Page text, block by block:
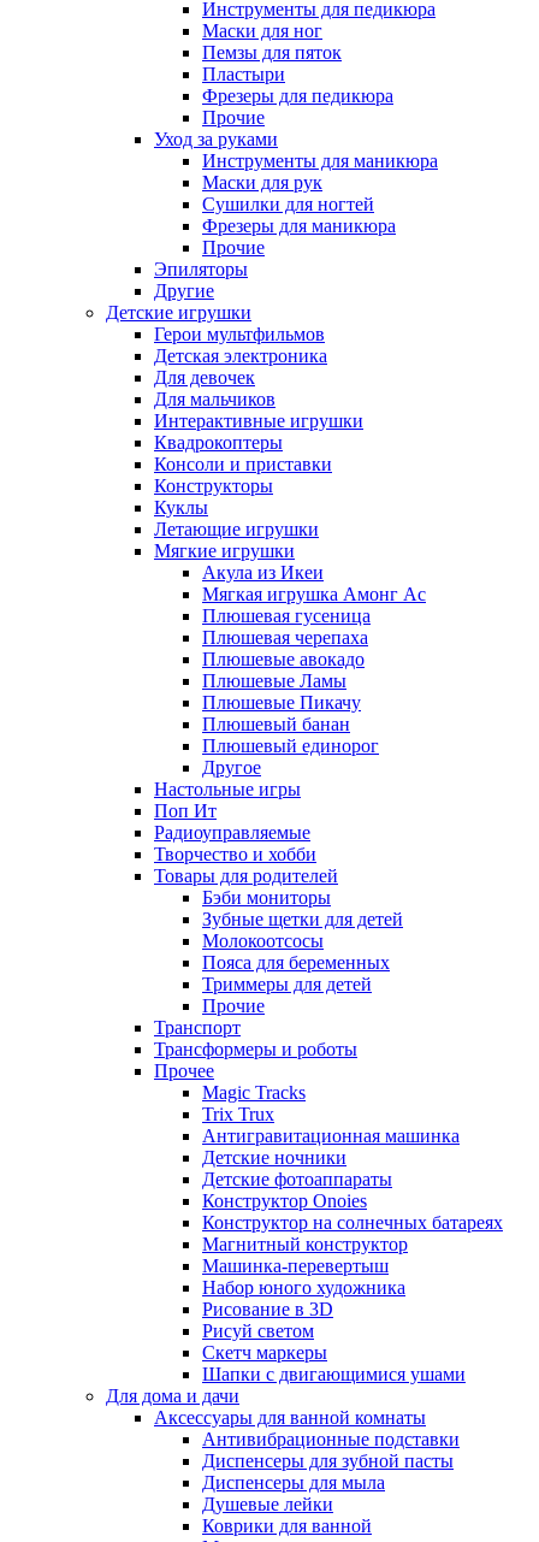
Инструменты для педикюра
Маски для ног
Пемзы для пяток
Пластыри
Фрезеры для педикюра
Прочие
Уход за руками
Инструменты для маникюра
Маски для рук
Сушилки для ногтей
Фрезеры для маникюра
Прочие
Эпиляторы
Другие
Детские игрушки
Герои мультфильмов
Детская электроника
Для девочек
Для мальчиков
Интерактивные игрушки
Квадрокоптеры
Консоли и приставки
Конструкторы
Куклы
Летающие игрушки
Мягкие игрушки
Акула из Икеи
Мягкая игрушка Амонг Ас
Плюшевая гусеница
Плюшевая черепаха
Плюшевые авокадо
Плюшевые Ламы
Плюшевые Пикачу
Плюшевый банан
Плюшевый единорог
Другое
Настольные игры
Поп Ит
Радиоуправляемые
Творчество и хобби
Товары для родителей
Бэби мониторы
Зубные щетки для детей
Молокоотсосы
Пояса для беременных
Триммеры для детей
Прочие
Транспорт
Трансформеры и роботы
Прочее
Magic Tracks
Trix Trux
Антигравитационная машинка
Детские ночники
Детские фотоаппараты
Конструктор Onoies
Конструктор на солнечных батареях
Магнитный конструктор
Машинка-перевертыш
Набор юного художника
Рисование в 3D
Рисуй светом
Скетч маркеры
Шапки с двигающимися ушами
Для дома и дачи
Аксессуары для ванной комнаты
Антивибрационные подставки
Диспенсеры для зубной пасты
Диспенсеры для мыла
Душевые лейки
Коврики для ванной